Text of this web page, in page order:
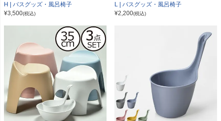
H | バスグッズ・風呂椅子
¥3,500(税込)
L | バスグッズ・風呂椅子
¥2,200(税込)